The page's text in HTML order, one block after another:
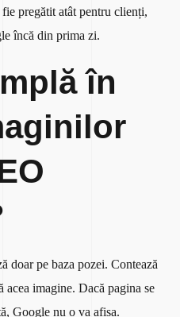
pregătit atât pentru clienți,
încă din prima zi.
în
doar pe baza pozei. Contează
acea imagine. Dacă pagina se
Google nu o va afișa.